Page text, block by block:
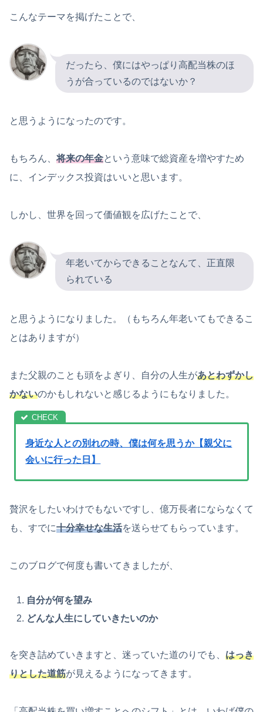
こんなテーマを掲げたことで、
だったら、僕にはやっぱり高配当株のほ
うが合っているのではないか？
と思うようになったのです。
もちろん、将来の年金という意味で総資産を増やすため
に、インデックス投資はいいと思います。
しかし、世界を回って価値観を広げたことで、
年老いてからできることなんて、正直限
られている
と思うようになりました。（もちろん年老いてもできるこ
とはありますが）
また父親のことも頭をよぎり、自分の人生があとわずかし
かないのかもしれないと感じるようにもなりました。
身近な人との別れの時、僕は何を思うか【親父に
会いに行った日】
贅沢をしたいわけでもないですし、億万長者にならなくて
も、すでに十分幸せな生活を送らせてもらっています。
このブログで何度も書いてきましたが、
自分が何を望み
どんな人生にしていきたいのか
を突き詰めていきますと、迷っていた道のりでも、 はっき
りとした道筋が見えるようになってきます。